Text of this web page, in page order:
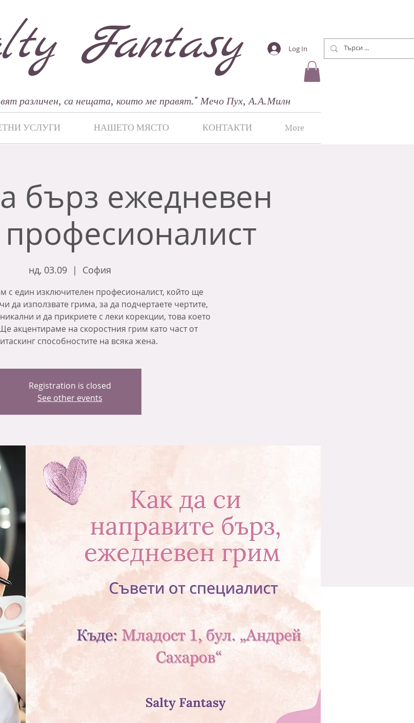
Fantasy
различен, са нещата, които ме правят."Мечо Пух, А.А.Милн
Log In
УСЛУГИ НАШЕТО МЯСТО КОНТАКТИ More
бърз ежедневен
нд, 03.09
  |
София
с един изключителен професионалист, който ще
да използвате грима, за да подчертаете чертите,
и да прикриете с леки корекции, това което
акцентираме на скоростния грим като част от
способностите на всяка жена.
Registration is closed
See other events